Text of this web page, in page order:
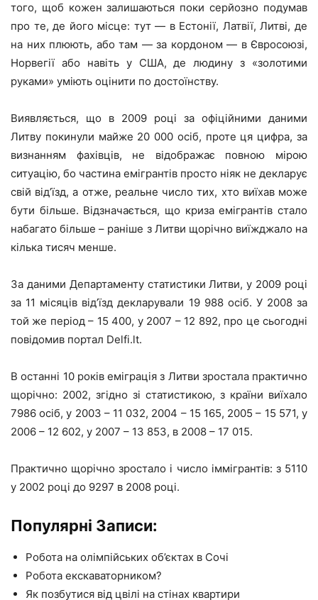
того, щоб кожен залишаються поки серйозно подумав
про те, де його місце: тут — в Естонії, Латвії, Литві, де
на них плюють, або там — за кордоном — в Євросоюзі,
Норвегії або навіть у США, де людину з «золотими
руками» уміють оцінити по достоїнству.
Виявляється, що в 2009 році за офіційними даними
Литву покинули майже 20 000 осіб, проте ця цифра, за
визнанням фахівців, не відображає повною мірою
ситуацію, бо частина емігрантів просто ніяк не декларує
свій від’їзд, а отже, реальне число тих, хто виїхав може
бути більше. Відзначається, що криза емігрантів стало
набагато більше – раніше з Литви щорічно виїжджало на
кілька тисяч менше.
За даними Департаменту статистики Литви, у 2009 році
за 11 місяців від’їзд декларували 19 988 осіб. У 2008 за
той же період – 15 400, у 2007 – 12 892, про це сьогодні
повідомив портал Delfi.lt.
В останні 10 років еміграція з Литви зростала практично
щорічно: 2002, згідно зі статистикою, з країни виїхало
7986 осіб, у 2003 – 11 032, 2004 – 15 165, 2005 – 15 571, у
2006 – 12 602, у 2007 – 13 853, в 2008 – 17 015.
Практично щорічно зростало і число іммігрантів: з 5110
у 2002 році до 9297 в 2008 році.
Популярні Записи:
Робота на олімпійських об’єктах в Сочі
Робота екскаваторником?
Як позбутися від цвілі на стінах квартири